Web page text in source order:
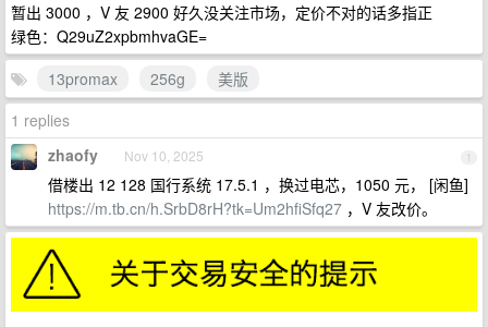
暂出 3000 ，V 友 2900 好久没关注市场，定价不对的话多指正
绿色：Q29uZ2xpbmhvaGE=
13promax
256g
美版
1 replies
1
zhaofy Nov 10, 2025
借楼出 12 128 国行系统 17.5.1 ，换过电芯，1050 元， [闲鱼]
https://m.tb.cn/h.SrbD8rH?tk=Um2hfiSfq27 ，V 友改价。